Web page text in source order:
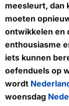
meesleurt, dan
moeten
ontwikkelen en
enthousiasme
iets kunnen
oefenduels op
wordt
woensdag